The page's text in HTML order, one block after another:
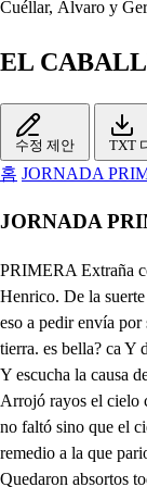
Cuéllar, Álvaro y
EL
수정 제안 TXT
홈 JORNADA
JORNADA
PRIMERA Extraña cosa. . Notable. Es famosa. . Es sin segundo, con mil razones el mundo la tiene por admirable. Mirad bien, que os certifico ques milagro extraordinario, ver el rostro de Lotario en el retrato de Henrico. De la suerte quen la cara vuestro Príncipe y el mío se parecen en el brío, y en el talle. . Cosa rara. Y en la boz. . Váleme Dios. Para mostrar su grandeza, los formó naturaleza en una estampa a los dos. Por eso a pedir envía por su esposa a vuestra Infanta, porque en semejanza tanta haya ermandad. Y honre a Ungría. Hónrase Ingalaterra, su Rey, y sus gentes todas. Ruego al cielo, quen sus bodas se alegre el cielo, y la tierra. es bella? ca Y dime, la Infan es discreta sobre hermosa? Tú me preguntaste cosa que nadie puede saberla. Luego es verdad que lo ohí, y la fama ha pregonado, de que ninguno ha llegado a verle la cara? . Sí. Y escucha la causa de ello, que gustaras de saberla. Cuando la Infanta nacio tuvo mal parto la Reina: Y fue una noche tan triste